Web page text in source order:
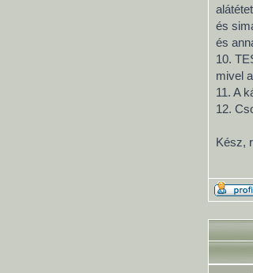
alátétet
és
és
10.
mivel
11. A
12.
Kész,